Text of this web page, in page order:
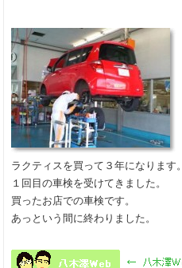
ラクティスを買って３年になります。
１回目の車検を受けてきました。
買ったお店での車検です。
あっという間に終わりました。